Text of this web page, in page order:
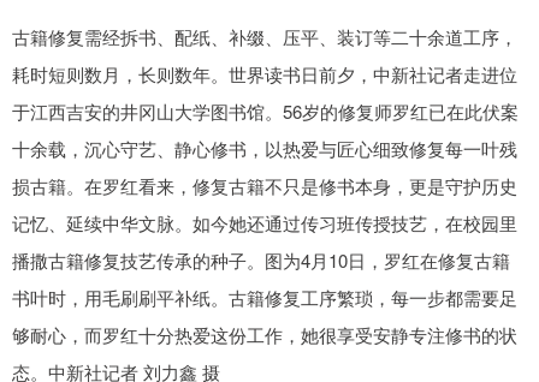
古籍修复需经拆书、配纸、补缀、压平、装订等二十余道工序，
耗时短则数月，长则数年。世界读书日前夕，中新社记者走进位
于江西吉安的井冈山大学图书馆。56岁的修复师罗红已在此伏案
十余载，沉心守艺、静心修书，以热爱与匠心细致修复每一叶残
损古籍。在罗红看来，修复古籍不只是修书本身，更是守护历史
记忆、延续中华文脉。如今她还通过传习班传授技艺，在校园里
播撒古籍修复技艺传承的种子。图为4月10日，罗红在修复古籍
书叶时，用毛刷刷平补纸。古籍修复工序繁琐，每一步都需要足
够耐心，而罗红十分热爱这份工作，她很享受安静专注修书的状
态。中新社记者 刘力鑫 摄